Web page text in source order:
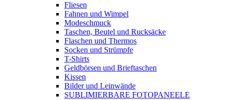
Fliesen
Fahnen und Wimpel
Modeschmuck
Taschen, Beutel und Rucksäcke
Flaschen und Thermos
Socken und Strümpfe
T-Shirts
Geldbörsen und Brieftaschen
Kissen
Bilder und Leinwände
SUBLIMIERBARE FOTOPANEELE